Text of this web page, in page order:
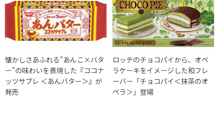
懐かしさあふれる”あんこ×バタ
ー”の味わいを表現した『ココナ
ッツサブレ ＜あんバター＞』が
発売
ロッテのチョコパイから、オペ
ラケーキをイメージした和フレ
ーバー「チョコパイ＜抹茶のオ
ペラ＞」登場